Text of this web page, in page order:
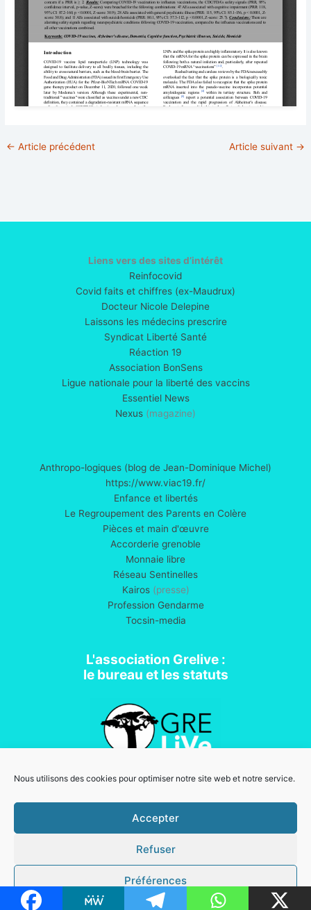
Nous utilisons des cookies pour optimiser notre site web et notre service.
Accepter
Refuser
Préférences
← Article précédent Article suivant →
Liens vers des sites d’intérêt
Reinfocovid
Covid faits et chiffres (ex-Maudrux)
Docteur Nicole Delepine
Laissons les médecins prescrire
Syndicat Liberté Santé
Réaction 19
Association BonSens
Ligue nationale pour la liberté des vaccins
Essentiel News
Nexus (magazine)
Anthropo-logiques (blog de Jean-Dominique Michel)
https://www.viac19.fr/
Enfance et libertés
Le Regroupement des Parents en Colère
Pièces et main d'œuvre
Accorderie grenoble
Monnaie libre
Réseau Sentinelles
Kairos(presse)
Profession Gendarme
Tocsin-media
L'association Grelive :
le bureau et les statuts
Association loi 1901
Mentions légales
Copyright © 2026 Grelive | Powered by